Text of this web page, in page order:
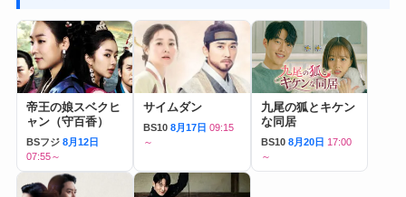
帝王の娘スベクヒ
ャン（守百香）
BSフジ 8月12日
07:55～
サイムダン
BS10 8月17日 09:15
～
九尾の狐とキケン
な同居
BS10 8月20日 17:00
～